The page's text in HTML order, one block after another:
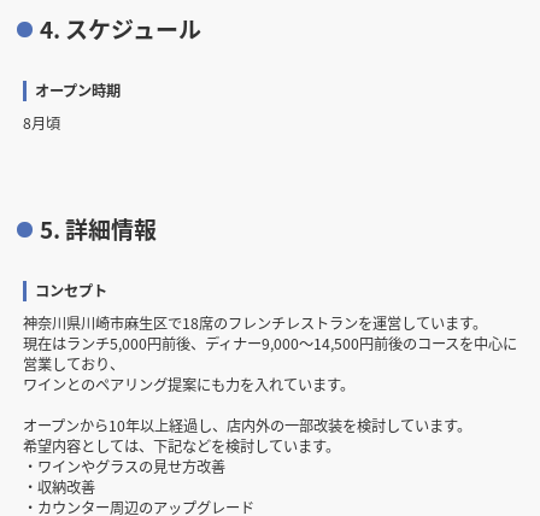
4. スケジュール
オープン時期
8月頃
5. 詳細情報
コンセプト
神奈川県川崎市麻生区で18席のフレンチレストランを運営しています。
現在はランチ5,000円前後、ディナー9,000〜14,500円前後のコースを中心に
営業しており、
ワインとのペアリング提案にも力を入れています。
オープンから10年以上経過し、店内外の一部改装を検討しています。
希望内容としては、下記などを検討しています。
・ワインやグラスの見せ方改善
・収納改善
・カウンター周辺のアップグレード